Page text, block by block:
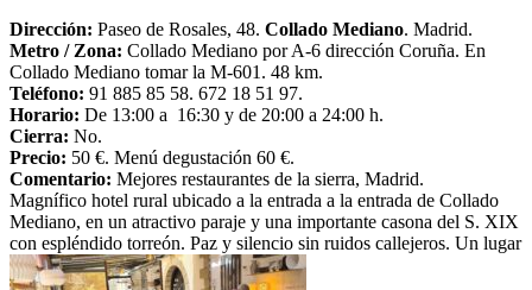
Dirección: Paseo de Rosales, 48. Collado Mediano. Madrid.
Metro / Zona: Collado Mediano por A-6 dirección Coruña. En
Collado Mediano tomar la M-601. 48 km.
Teléfono: 91 885 85 58. 672 18 51 97.
Horario: De 13:00 a 16:30 y de 20:00 a 24:00 h.
Cierra: No.
Precio: 50 €. Menú degustación 60 €.
Comentario: Mejores restaurantes de la sierra, Madrid.
Magnífico hotel rural ubicado a la entrada a la entrada de Collado
Mediano, en un atractivo paraje y una importante casona del S. XIX
con espléndido torreón. Paz y silencio sin ruidos callejeros. Un lugar